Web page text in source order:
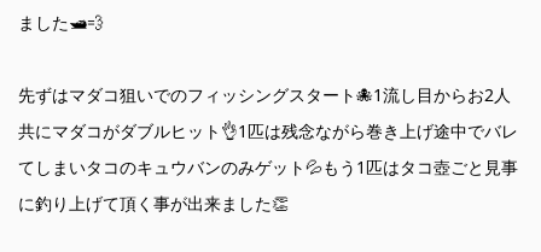
ました🛥💨
先ずはマダコ狙いでのフィッシングスタート🐙1流し目からお2人
共にマダコがダブルヒット👌1匹は残念ながら巻き上げ途中でバレ
てしまいタコのキュウバンのみゲット💦もう1匹はタコ壺ごと見事
に釣り上げて頂く事が出来ました👏